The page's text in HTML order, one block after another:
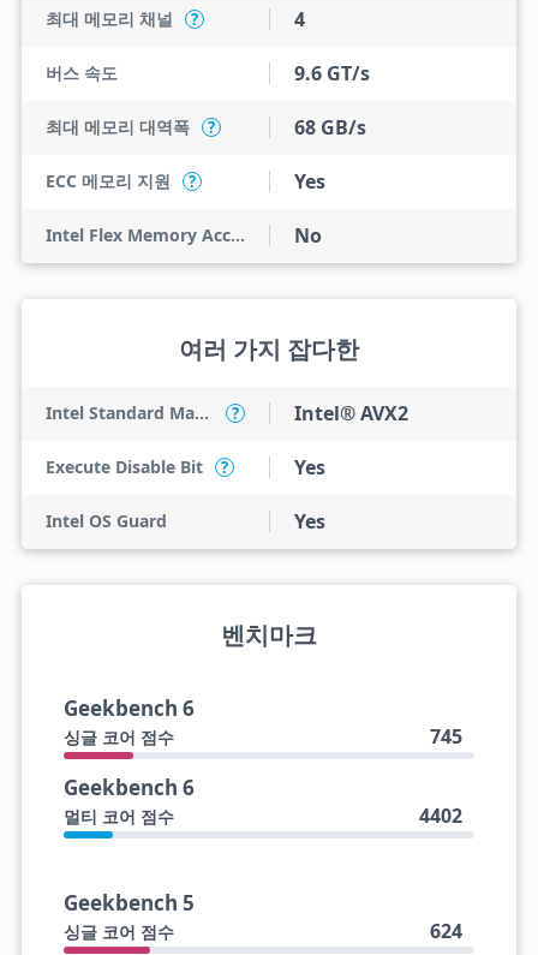
최대 메모리 채널 ? 4
버스 속도 9.6 GT/s
최대 메모리 대역폭 ? 68 GB/s
ECC 메모리 지원 ? Yes
Intel Flex Memory Access No
여러 가지 잡다한
Intel Standard Manageability (ISM) ? Intel® AVX2
Execute Disable Bit ? Yes
Intel OS Guard Yes
벤치마크
Geekbench 6
싱글 코어 점수 745
Geekbench 6
멀티 코어 점수 4402
Geekbench 5
싱글 코어 점수 624